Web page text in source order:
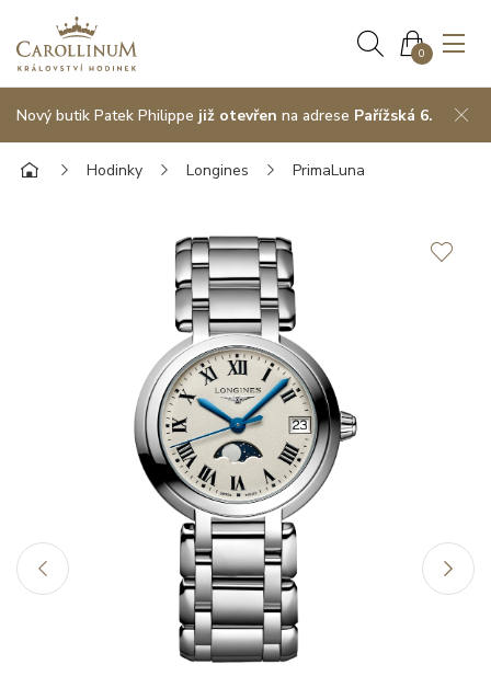
0
Nový butik Patek Philippe již otevřen na adrese Pařížská 6.
Hodinky Longines PrimaLuna